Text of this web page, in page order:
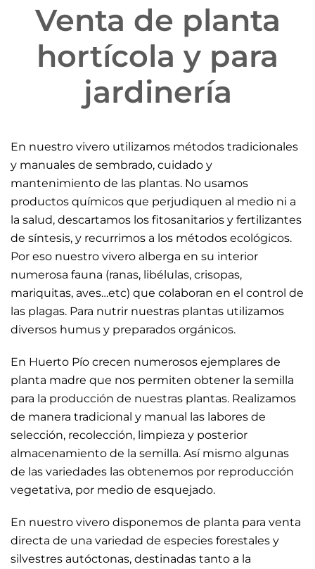
Venta de planta
hortícola y para
jardinería
En nuestro vivero utilizamos métodos tradicionales
y manuales de sembrado, cuidado y
mantenimiento de las plantas. No usamos
productos químicos que perjudiquen al medio ni a
la salud, descartamos los fitosanitarios y fertilizantes
de síntesis, y recurrimos a los métodos ecológicos.
Por eso nuestro vivero alberga en su interior
numerosa fauna (ranas, libélulas, crisopas,
mariquitas, aves…etc) que colaboran en el control de
las plagas. Para nutrir nuestras plantas utilizamos
diversos humus y preparados orgánicos.
En Huerto Pío crecen numerosos ejemplares de
planta madre que nos permiten obtener la semilla
para la producción de nuestras plantas. Realizamos
de manera tradicional y manual las labores de
selección, recolección, limpieza y posterior
almacenamiento de la semilla. Así mismo algunas
de las variedades las obtenemos por reproducción
vegetativa, por medio de esquejado.
En nuestro vivero disponemos de planta para venta
directa de una variedad de especies forestales y
silvestres autóctonas, destinadas tanto a la